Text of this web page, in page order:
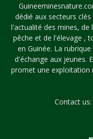
dédié aux secteurs
l'actualité des mines, de
pêche et de l'élevage ,
en Guinée. La
d'échange aux jeunes.
promet une exploitation
Contact us: